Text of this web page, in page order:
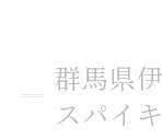
理容室
点
群馬県
スパイ